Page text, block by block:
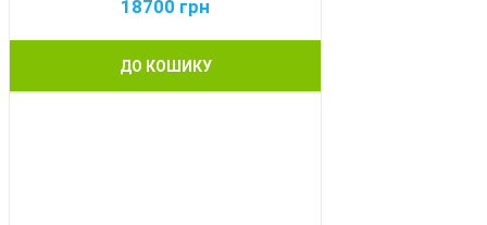
18700 грн
ДО КОШИКУ